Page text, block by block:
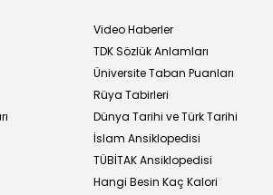
Video Haberler
TDK Sözlük Anlamları
Üniversite Taban Puanları
Rüya Tabirleri
Dünya Tarihi ve Türk Tarihi
İslam Ansiklopedisi
TÜBİTAK Ansiklopedisi
Hangi Besin Kaç Kalori